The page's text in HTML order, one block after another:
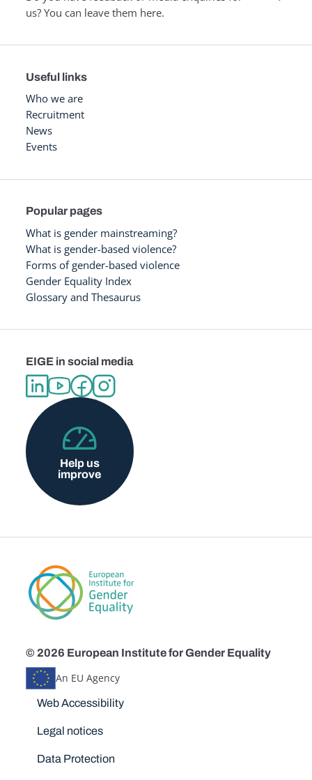
us? You can leave them here.
Useful links
Who we are
Recruitment
News
Events
Popular pages
What is gender mainstreaming?
What is gender-based violence?
Forms of gender-based violence
Gender Equality Index
Glossary and Thesaurus
EIGE in social media
Help us
improve
© 2026 European Institute for Gender Equality
An EU Agency
Disclaimers
Web Accessibility
Legal notices
Data Protection